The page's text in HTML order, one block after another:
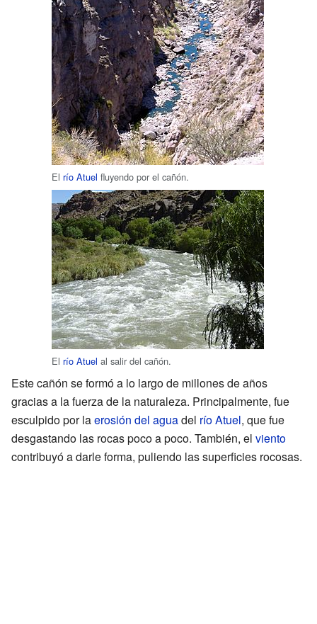
El río Atuel fluyendo por el cañón.
El río Atuel al salir del cañón.
Este cañón se formó a lo largo de millones de años
gracias a la fuerza de la naturaleza. Principalmente, fue
esculpido por laerosión del aguadel río Atuel, que fue
desgastando las rocas poco a poco. También, el viento
contribuyó a darle forma, puliendo las superficies rocosas.